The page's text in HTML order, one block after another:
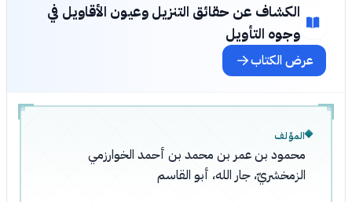
الكشاف عن حقائق التنزيل وعيون الأقاويل في
وجوه التأويل
عرض الكتاب
المؤلف
محمود بن عمر بن محمد بن أحمد الخوارزمي
الزمخشريّ، جار الله، أبو القاسم